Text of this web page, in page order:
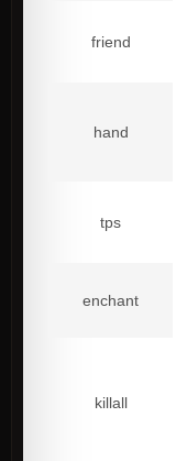
friend
hand
tps
enchant
killall